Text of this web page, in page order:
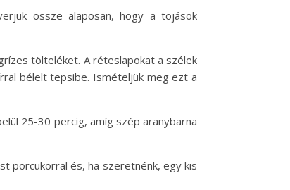
össze alaposan, hogy a tojások
tölteléket. A réteslapokat a szélek
bélelt tepsibe. Ismételjük meg ezt a
25-30 percig, amíg szép aranybarna
porcukorral és, ha szeretnénk, egy kis